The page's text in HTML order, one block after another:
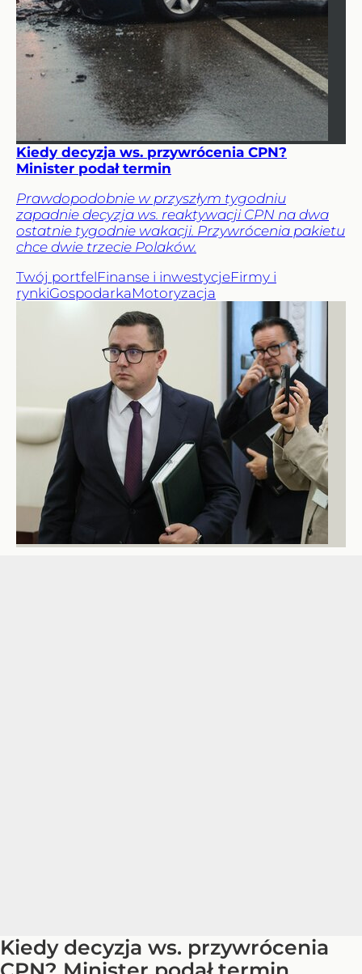
Kiedy decyzja ws. przywrócenia CPN?
Minister podał termin
Prawdopodobnie w przyszłym tygodniu
zapadnie decyzja ws. reaktywacji CPN na dwa
ostatnie tygodnie wakacji. Przywrócenia pakietu
chce dwie trzecie Polaków.
Twój portfelFinanse i inwestycjeFirmy i
rynkiGospodarkaMotoryzacja
Kiedy decyzja ws. przywrócenia